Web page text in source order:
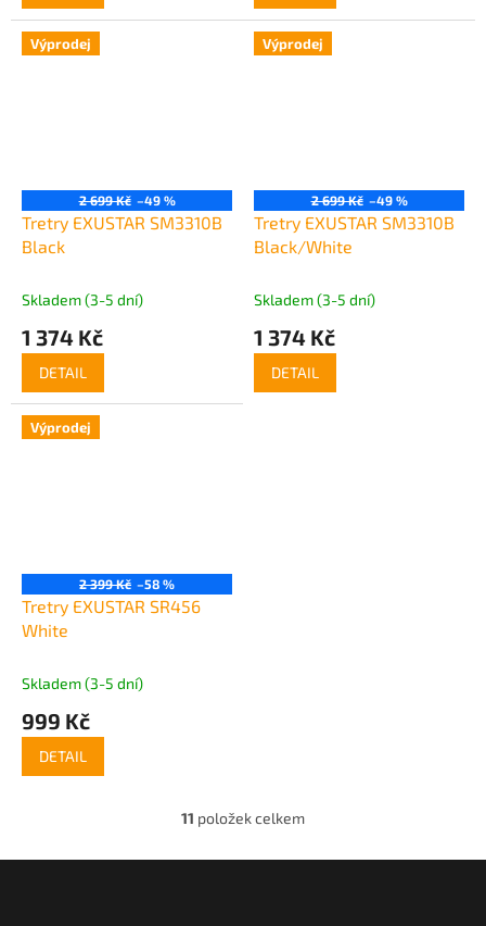
Výprodej
2 699 Kč –49 %
Tretry EXUSTAR SM3310B
Black
Skladem (3-5 dní)
1 374 Kč
DETAIL
Výprodej
2 699 Kč –49 %
Tretry EXUSTAR SM3310B
Black/White
Skladem (3-5 dní)
1 374 Kč
DETAIL
Výprodej
2 399 Kč –58 %
Tretry EXUSTAR SR456
White
Skladem (3-5 dní)
999 Kč
DETAIL
O
l
11 položek celkem